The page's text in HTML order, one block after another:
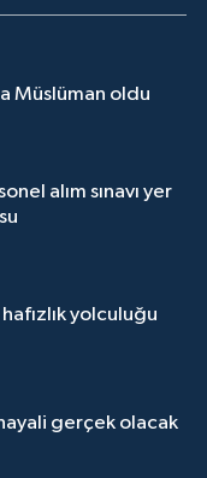
Müslüman oldu
alım sınavı yer
yolculuğu
gerçek olacak